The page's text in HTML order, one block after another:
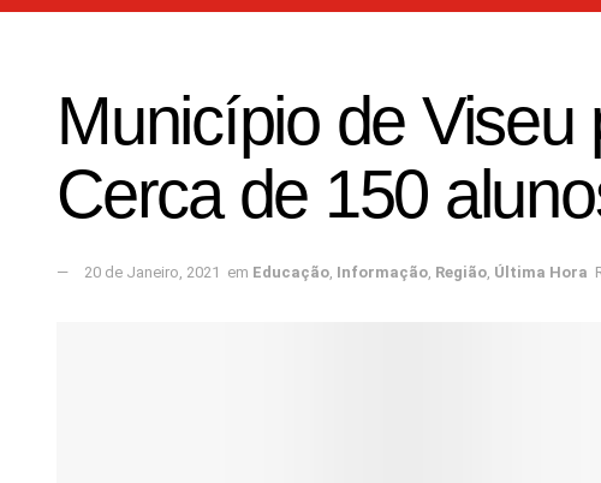
Município de
Cerca de 150
20 de Janeiro, 2021 em Educação, Informação, Região, Última Hora